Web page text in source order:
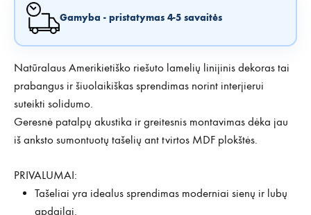
Gamyba - pristatymas 4-5 savaitės
Natūralaus Amerikietiško riešuto lamelių linijinis dekoras tai
prabangus ir šiuolaikiškas sprendimas norint interjierui
suteikti solidumo.
Geresnė patalpų akustika ir greitesnis montavimas dėka jau
iš anksto sumontuotų tašelių ant tvirtos MDF plokštės.
PRIVALUMAI:
Tašeliai yra idealus sprendimas moderniai sienų ir lubų
apdailai.